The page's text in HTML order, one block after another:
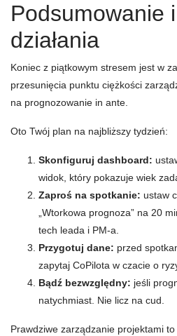
Podsumowanie
działania
Koniec z piątkowym stresem jest w
przesunięcia punktu ciężkości
na prognozowanie in ante.
Oto Twój plan na najbliższy tydzień:
Skonfiguruj dashboard:
widok, który pokazuje wiek
Zaproś na spotkanie: ustaw
„Wtorkowa prognoza” na 20
tech leada i PM-a.
Przygotuj dane: przed
zapytaj CoPilota w czacie o
Bądź bezwzględny: jeśli
natychmiast. Nie licz na cud.
Prawdziwe zarządzanie projektami